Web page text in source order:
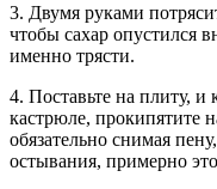
3. Двумя руками
чтобы сахар опустился
именно трясти.
4. Поставьте на плиту, и
кастрюле, прокипятите
обязательно снимая
остывания, примерно